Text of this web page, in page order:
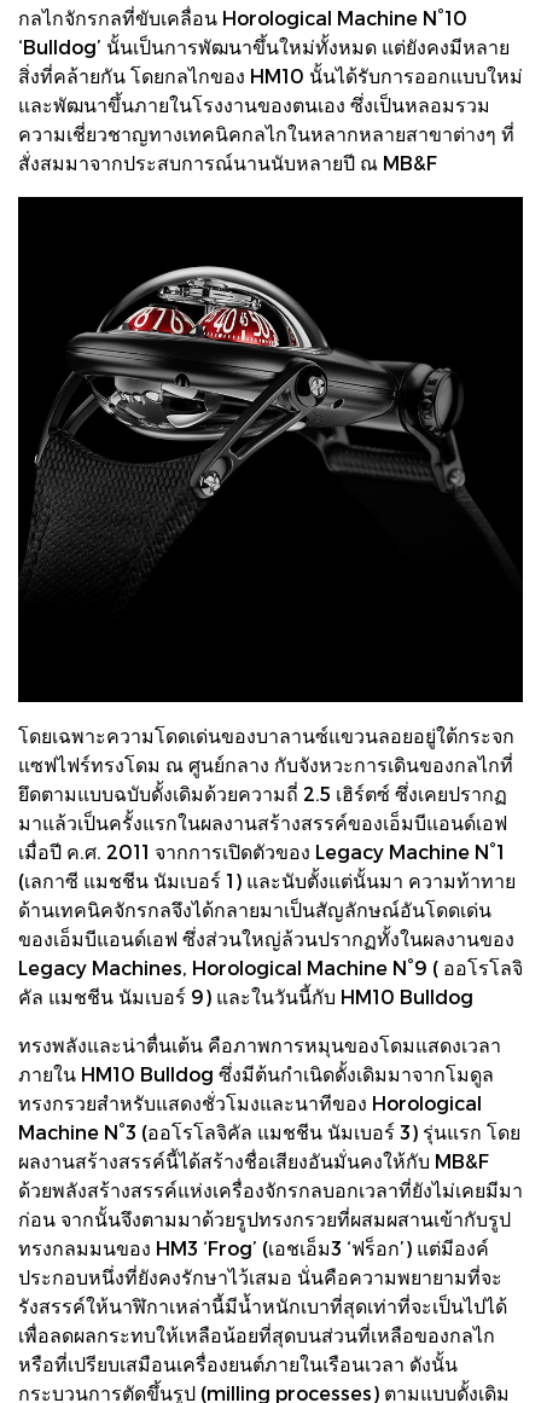
กลไกจักรกลที่ขับเคลื่อน Horological Machine N°10
‘Bulldog’ นั้นเป็นการพัฒนาขึ้นใหม่ทั้งหมด แต่ยังคงมีหลาย
สิ่งที่คล้ายกัน โดยกลไกของ HM10 นั้นได้รับการออกแบบใหม่
และพัฒนาขึ้นภายในโรงงานของตนเอง ซึ่งเป็นหลอมรวม
ความเชี่ยวชาญทางเทคนิคกลไกในหลากหลายสาขาต่างๆ ที่
สั่งสมมาจากประสบการณ์นานนับหลายปี ณ MB&F
โดยเฉพาะความโดดเด่นของบาลานซ์แขวนลอยอยู่ใต้กระจก
แซฟไฟร์ทรงโดม ณ ศูนย์กลาง กับจังหวะการเดินของกลไกที่
ยึดตามแบบฉบับดั้งเดิมด้วยความถี่ 2.5 เฮิร์ตซ์ ซึ่งเคยปรากฏ
มาแล้วเป็นครั้งแรกในผลงานสร้างสรรค์ของเอ็มบีแอนด์เอฟ
เมื่อปี ค.ศ. 2011 จากการเปิดตัวของ Legacy Machine N°1
(เลกาซี แมชชีน นัมเบอร์ 1) และนับตั้งแต่นั้นมา ความท้าทาย
ด้านเทคนิคจักรกลจึงได้กลายมาเป็นสัญลักษณ์อันโดดเด่น
ของเอ็มบีแอนด์เอฟ ซึ่งส่วนใหญ่ล้วนปรากฏทั้งในผลงานของ
Legacy Machines, Horological Machine N°9 ( ออโรโลจิ
คัล แมชชีน นัมเบอร์ 9) และในวันนี้กับ HM10 Bulldog
ทรงพลังและน่าตื่นเต้น คือภาพการหมุนของโดมแสดงเวลา
ภายใน HM10 Bulldog ซึ่งมีต้นกำเนิดดั้งเดิมมาจากโมดูล
ทรงกรวยสำหรับแสดงชั่วโมงและนาทีของ Horological
Machine N°3 (ออโรโลจิคัล แมชชีน นัมเบอร์ 3) รุ่นแรก โดย
ผลงานสร้างสรรค์นี้ได้สร้างชื่อเสียงอันมั่นคงให้กับ MB&F
ด้วยพลังสร้างสรรค์แห่งเครื่องจักรกลบอกเวลาที่ยังไม่เคยมีมา
ก่อน จากนั้นจึงตามมาด้วยรูปทรงกรวยที่ผสมผสานเข้ากับรูป
ทรงกลมมนของ HM3 ‘Frog’ (เอชเอ็ม3 ‘ฟร็อก’) แต่มีองค์
ประกอบหนึ่งที่ยังคงรักษาไว้เสมอ นั่นคือความพยายามที่จะ
รังสรรค์ให้นาฬิกาเหล่านี้มีน้ำหนักเบาที่สุดเท่าที่จะเป็นไปได้
เพื่อลดผลกระทบให้เหลือน้อยที่สุดบนส่วนที่เหลือของกลไก
หรือที่เปรียบเสมือนเครื่องยนต์ภายในเรือนเวลา ดังนั้น
กระบวนการตัดขึ้นรูป (milling processes) ตามแบบดั้งเดิม